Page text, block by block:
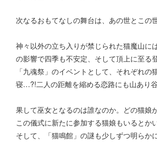
次なるおもてなしの舞台は、あの世とこ
神々以外の立ち入りが禁じられた猫魔山に
の影響で四季も不安定、そして頂上に至る
「九魂祭」のイベントとして、それぞれ
寝…?!二人の距離を縮める恋路にも山あり
果して巫女となるのは誰なのか。どの猫娘
この儀式に新たに参加する猫娘もいるとか
そして、「猫鳴館」の謎も少しずつ明らか